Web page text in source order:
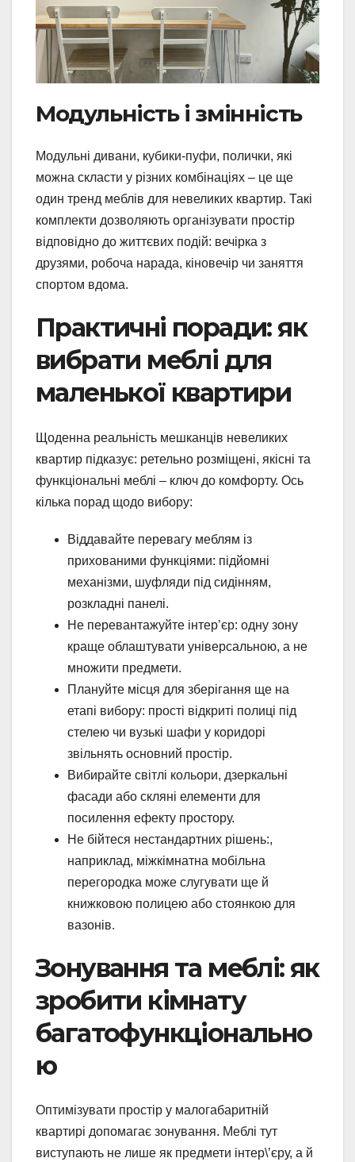
Модульність і змінність
Модульні дивани, кубики-пуфи, полички, які
можна скласти у різних комбінаціях – це ще
один тренд меблів для невеликих квартир. Такі
комплекти дозволяють організувати простір
відповідно до життєвих подій: вечірка з
друзями, робоча нарада, кіновечір чи заняття
спортом вдома.
Практичні поради: як
вибрати меблі для
маленької квартири
Щоденна реальність мешканців невеликих
квартир підказує: ретельно розміщені, якісні та
функціональні меблі – ключ до комфорту. Ось
кілька порад щодо вибору:
Віддавайте перевагу меблям із
прихованими функціями: підйомні
механізми, шуфляди під сидінням,
розкладні панелі.
Не перевантажуйте інтер’єр: одну зону
краще облаштувати універсальною, а не
множити предмети.
Плануйте місця для зберігання ще на
етапі вибору: прості відкриті полиці під
стелею чи вузькі шафи у коридорі
звільнять основний простір.
Вибирайте світлі кольори, дзеркальні
фасади або скляні елементи для
посилення ефекту простору.
Не бійтеся нестандартних рішень:,
наприклад, міжкімнатна мобільна
перегородка може слугувати ще й
книжковою полицею або стоянкою для
вазонів.
Зонування та меблі: як
зробити кімнату
багатофункціонально
ю
Оптимізувати простір у малогабаритній
квартирі допомагає зонування. Меблі тут
виступають не лише як предмети інтер\’єру, а й